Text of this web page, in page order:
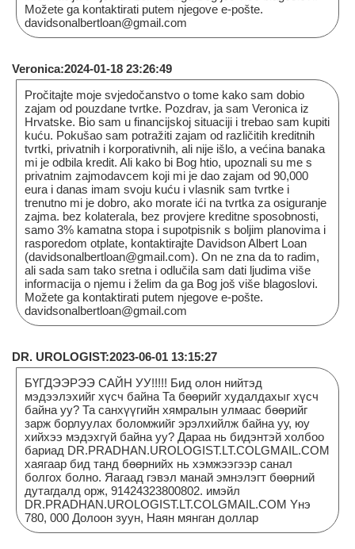
Možete ga kontaktirati putem njegove e-pošte.
davidsonalbertloan@gmail.com
Veronica:2024-01-18 23:26:49
Pročitajte moje svjedočanstvo o tome kako sam dobio
zajam od pouzdane tvrtke. Pozdrav, ja sam Veronica iz
Hrvatske. Bio sam u financijskoj situaciji i trebao sam kupiti
kuću. Pokušao sam potražiti zajam od različitih kreditnih
tvrtki, privatnih i korporativnih, ali nije išlo, a većina banaka
mi je odbila kredit. Ali kako bi Bog htio, upoznali su me s
privatnim zajmodavcem koji mi je dao zajam od 90,000
eura i danas imam svoju kuću i vlasnik sam tvrtke i
trenutno mi je dobro, ako morate ići na tvrtka za osiguranje
zajma. bez kolaterala, bez provjere kreditne sposobnosti,
samo 3% kamatna stopa i supotpisnik s boljim planovima i
rasporedom otplate, kontaktirajte Davidson Albert Loan
(davidsonalbertloan@gmail.com). On ne zna da to radim,
ali sada sam tako sretna i odlučila sam dati ljudima više
informacija o njemu i želim da ga Bog još više blagoslovi.
Možete ga kontaktirati putem njegove e-pošte.
davidsonalbertloan@gmail.com
DR. UROLOGIST:2023-06-01 13:15:27
БҮГДЭЭРЭЭ САЙН УУ!!!!! Бид олон нийтэд
мэдээлэхийг хүсч байна Та бөөрийг худалдахыг хүсч
байна уу? Та санхүүгийн хямралын улмаас бөөрийг
зарж борлуулах боломжийг эрэлхийлж байна уу, юу
хийхээ мэдэхгүй байна уу? Дараа нь бидэнтэй холбоо
бариад DR.PRADHAN.UROLOGIST.LT.COLGMAIL.COM
хаягаар бид танд бөөрнийх нь хэмжээгээр санал
болгох болно. Яагаад гэвэл манай эмнэлэгт бөөрний
дутагдалд орж, 91424323800802. имэйл
DR.PRADHAN.UROLOGIST.LT.COLGMAIL.COM Yнэ
780, 000 Долоон зуун, Наян мянган доллар